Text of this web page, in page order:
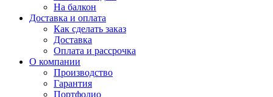
На балкон
Доставка и оплата
Как сделать заказ
Доставка
Оплата и рассрочка
О компании
Производство
Гарантия
Портфолио